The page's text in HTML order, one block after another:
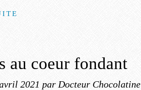
au coeur fondant
2021 par Docteur Chocolatine